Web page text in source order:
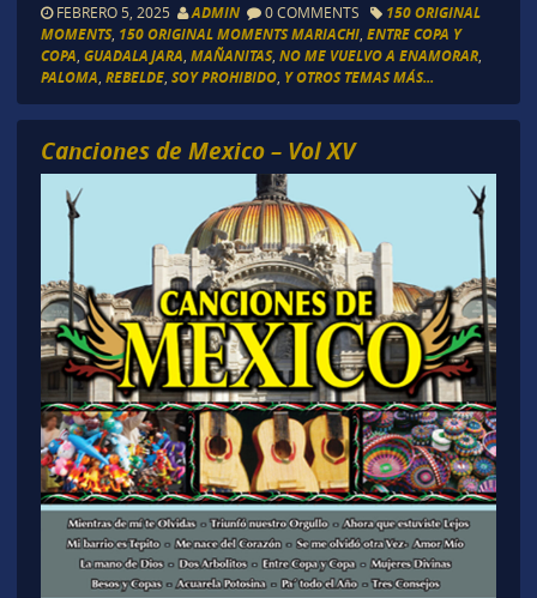
FEBRERO 5, 2025 ADMIN 0 COMMENTS
150 ORIGINAL
MOMENTS, 150 ORIGINAL MOMENTS MARIACHI, ENTRE COPA Y
COPA GUADALAJARA MAÑANITAS, NO ME VUELVO A ENAMORAR,
PALOMA REBELDE, SOY PROHIBIDO, Y OTROS TEMAS MÁS...
Canciones de Mexico – Vol XV